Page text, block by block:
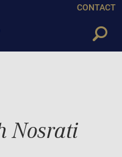
CONTACT
Nosrati